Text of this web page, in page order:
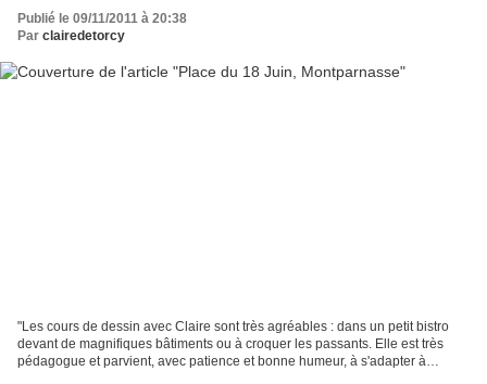
Publié le 09/11/2011 à 20:38
Par clairedetorcy
"Les cours de dessin avec Claire sont très agréables : dans un petit bistro
devant de magnifiques bâtiments ou à croquer les passants. Elle est très
pédagogue et parvient, avec patience et bonne humeur, à s'adapter à